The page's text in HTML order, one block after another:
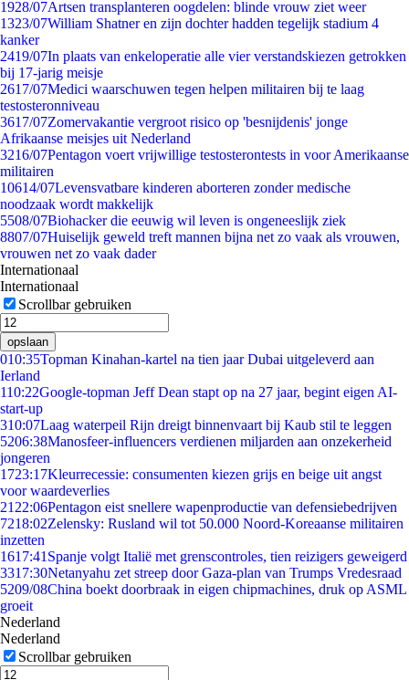
1928/07Artsen transplanteren oogdelen: blinde vrouw ziet weer
1323/07William Shatner en zijn dochter hadden tegelijk stadium 4
kanker
2419/07In plaats van enkeloperatie alle vier verstandskiezen getrokken
bij 17-jarig meisje
2617/07Medici waarschuwen tegen helpen militairen bij te laag
testosteronniveau
3617/07Zomervakantie vergroot risico op 'besnijdenis' jonge
Afrikaanse meisjes uit Nederland
3216/07Pentagon voert vrijwillige testosterontests in voor Amerikaanse
militairen
10614/07Levensvatbare kinderen aborteren zonder medische
noodzaak wordt makkelijk
5508/07Biohacker die eeuwig wil leven is ongeneeslijk ziek
8807/07Huiselijk geweld treft mannen bijna net zo vaak als vrouwen,
vrouwen net zo vaak dader
Internationaal
Internationaal
Scrollbar gebruiken
opslaan
010:35Topman Kinahan-kartel na tien jaar Dubai uitgeleverd aan
Ierland
110:22Google-topman Jeff Dean stapt op na 27 jaar, begint eigen AI-
start-up
310:07Laag waterpeil Rijn dreigt binnenvaart bij Kaub stil te leggen
5206:38Manosfeer-influencers verdienen miljarden aan onzekerheid
jongeren
1723:17Kleurrecessie: consumenten kiezen grijs en beige uit angst
voor waardeverlies
21 22:06Pentagon eist snellere wapenproductie van defensiebedrijven
7218:02Zelensky: Rusland wil tot 50.000 Noord-Koreaanse militairen
inzetten
1617:41 Spanje volgt Italië met grenscontroles, tien reizigers geweigerd
3317:30Netanyahu zet streep door Gaza-plan van Trumps Vredesraad
5209/08China boekt doorbraak in eigen chipmachines, druk op ASML
groeit
Nederland
Nederland
Scrollbar gebruiken